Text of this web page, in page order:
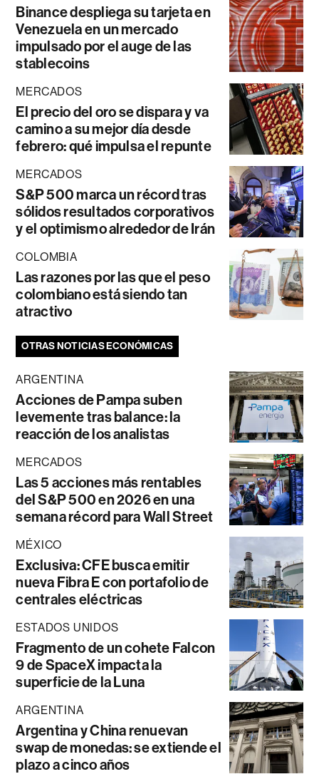
Binance despliega su tarjeta en
Venezuela en un mercado
impulsado por el auge de las
stablecoins
MERCADOS
El precio del oro se dispara y va
camino a su mejor día desde
febrero: qué impulsa el repunte
MERCADOS
S&P 500 marca un récord tras
sólidos resultados corporativos
y el optimismo alrededor de Irán
COLOMBIA
Las razones por las que el peso
colombiano está siendo tan
atractivo
OTRAS NOTICIAS ECONÓMICAS
ARGENTINA
Acciones de Pampa suben
levemente tras balance: la
reacción de los analistas
MERCADOS
Las 5 acciones más rentables
del S&P 500 en 2026 en una
semana récord para Wall Street
MÉXICO
Exclusiva: CFE busca emitir
nueva Fibra E con portafolio de
centrales eléctricas
ESTADOS UNIDOS
Fragmento de un cohete Falcon
9 de SpaceX impacta la
superficie de la Luna
ARGENTINA
Argentina y China renuevan
swap de monedas: se extiende el
plazo a cinco años